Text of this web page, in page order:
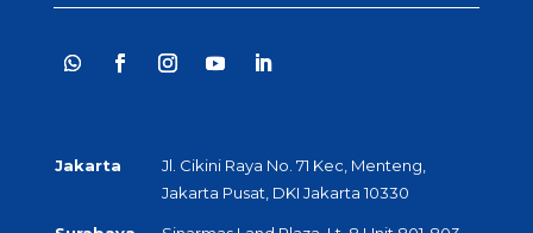
Jakarta
Jl. Cikini Raya No. 71 Kec, Menteng,
Jakarta Pusat, DKI Jakarta 10330